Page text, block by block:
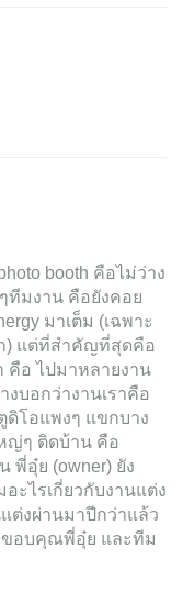
booth คือไม่ว่าง
ทีมงาน คือยังคอย
มาเต็ม (เฉพาะ
) แต่ที่สำคัญที่สุดคือ
คือ ไปมาหลายงาน
งบอกว่างานเราคือ
ดิโอแพงๆ แขกบาง
ญ่ๆ ติดบ้าน คือ
พี่อุ๋ย (owner) ยัง
ะไรเกี่ยวกับงานแต่ง
ต่งผ่านมาปีกว่าแล้ว
ขอบคุณพี่อุ๋ย และทีม